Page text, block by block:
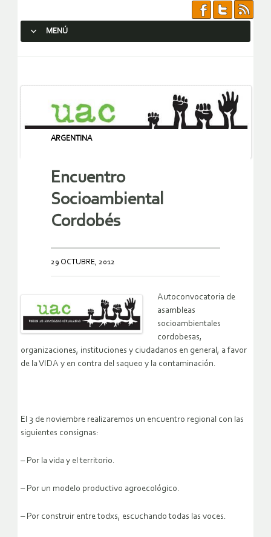
MENÚ
ARGENTINA
Encuentro
Socioambiental
Cordobés
29 OCTUBRE, 2012
Autoconvocatoria de
asambleas
socioambientales
cordobesas,
organizaciones, instituciones y ciudadanos en general, a favor
de la VIDA y en contra del saqueo y la contaminación.
El 3 de noviembre realizaremos un encuentro regional con las
siguientes consignas:
– Por la vida y el territorio.
– Por un modelo productivo agroecológico.
– Por construir entre todxs, escuchando todas las voces.